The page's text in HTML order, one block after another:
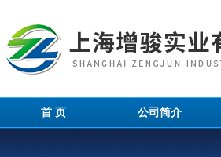
首 页 公司简介